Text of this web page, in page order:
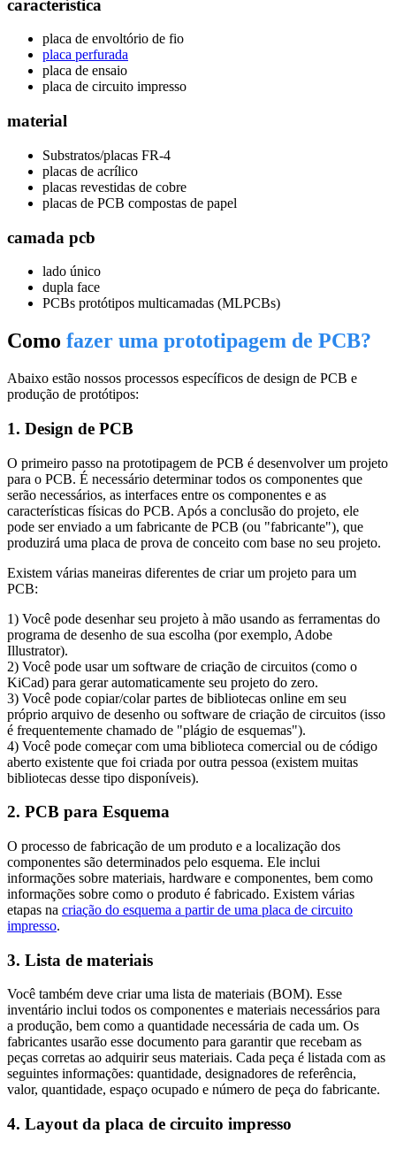
característica
placa de envoltório de fio
placa perfurada
placa de ensaio
placa de circuito impresso
material
Substratos/placas FR-4
placas de acrílico
placas revestidas de cobre
placas de PCB compostas de papel
camada pcb
lado único
dupla face
PCBs protótipos multicamadas (MLPCBs)
Como fazer uma prototipagem de PCB?
Abaixo estão nossos processos específicos de design de PCB e
produção de protótipos:
1. Design de PCB
O primeiro passo na prototipagem de PCB é desenvolver um projeto
para o PCB. É necessário determinar todos os componentes que
serão necessários, as interfaces entre os componentes e as
características físicas do PCB. Após a conclusão do projeto, ele
pode ser enviado a um fabricante de PCB (ou "fabricante"), que
produzirá uma placa de prova de conceito com base no seu projeto.
Existem várias maneiras diferentes de criar um projeto para um
PCB:
1) Você pode desenhar seu projeto à mão usando as ferramentas do
programa de desenho de sua escolha (por exemplo, Adobe
Illustrator).
2) Você pode usar um software de criação de circuitos (como o
KiCad) para gerar automaticamente seu projeto do zero.
3) Você pode copiar/colar partes de bibliotecas online em seu
próprio arquivo de desenho ou software de criação de circuitos (isso
é frequentemente chamado de "plágio de esquemas").
4) Você pode começar com uma biblioteca comercial ou de código
aberto existente que foi criada por outra pessoa (existem muitas
bibliotecas desse tipo disponíveis).
2. PCB para Esquema
O processo de fabricação de um produto e a localização dos
componentes são determinados pelo esquema. Ele inclui
informações sobre materiais, hardware e componentes, bem como
informações sobre como o produto é fabricado. Existem várias
etapas na criação do esquema a partir de uma placa de circuito
impresso.
3. Lista de materiais
Você também deve criar uma lista de materiais (BOM). Esse
inventário inclui todos os componentes e materiais necessários para
a produção, bem como a quantidade necessária de cada um. Os
fabricantes usarão esse documento para garantir que recebam as
peças corretas ao adquirir seus materiais. Cada peça é listada com as
seguintes informações: quantidade, designadores de referência,
valor, quantidade, espaço ocupado e número de peça do fabricante.
4. Layout da placa de circuito impresso